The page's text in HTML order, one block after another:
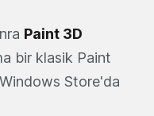
Paint 3D
bir klasik Paint
Store'da